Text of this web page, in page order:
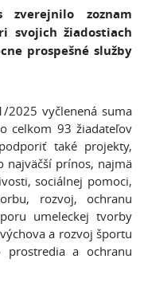
zverejnilo zoznam
svojich žiadostiach
prospešné služby
2025 vyčlenená suma
celkom 93 žiadateľov
také projekty,
najväčší prínos, najmä
sociálnej pomoci,
rozvoj, ochranu
umeleckej tvorby
a rozvoj športu
a ochranu